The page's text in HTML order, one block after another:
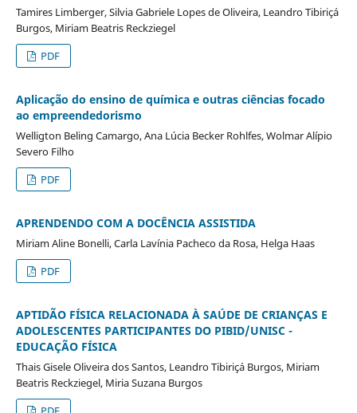
Tamires Limberger, Silvia Gabriele Lopes de Oliveira, Leandro Tibiriçá
Burgos, Miriam Beatris Reckziegel
PDF
Aplicação do ensino de química e outras ciências focado
ao empreendedorismo
Welligton Beling Camargo, Ana Lúcia Becker Rohlfes, Wolmar Alípio
Severo Filho
PDF
APRENDENDO COM A DOCÊNCIA ASSISTIDA
Miriam Aline Bonelli, Carla Lavínia Pacheco da Rosa, Helga Haas
PDF
APTIDÃO FÍSICA RELACIONADA À SAÚDE DE CRIANÇAS E
ADOLESCENTES PARTICIPANTES DO PIBID/UNISC -
EDUCAÇÃO FÍSICA
Thais Gisele Oliveira dos Santos, Leandro Tibiriçá Burgos, Miriam
Beatris Reckziegel, Miria Suzana Burgos